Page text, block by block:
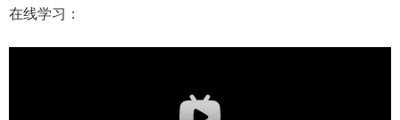
在线学习：